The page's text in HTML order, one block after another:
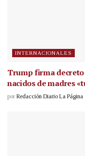
INTERNACIONALES
Trump firma
nacidos de madres
por Redacción Diario La Página